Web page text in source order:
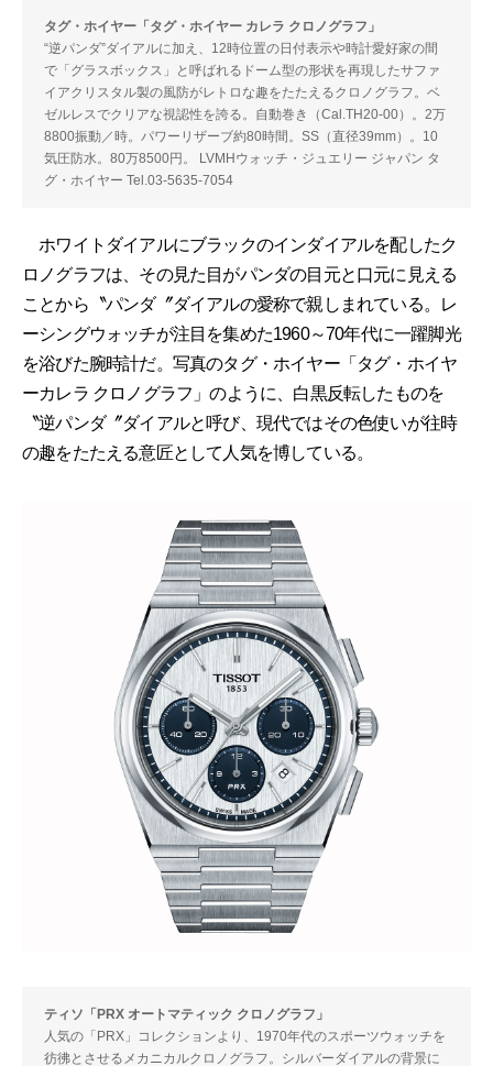
タグ・ホイヤー「タグ・ホイヤー カレラ クロノグラフ」
“逆パンダ”ダイアルに加え、12時位置の日付表示や時計愛好家の間
で「グラスボックス」と呼ばれるドーム型の形状を再現したサファ
イアクリスタル製の風防がレトロな趣をたたえるクロノグラフ。ベ
ゼルレスでクリアな視認性を誇る。自動巻き（Cal.TH20-00）。2万
8800振動／時。パワーリザーブ約80時間。SS（直径39mm）。10
気圧防水。80万8500円。 LVMHウォッチ・ジュエリー ジャパン タ
グ・ホイヤー Tel.03-5635-7054
ホワイトダイアルにブラックのインダイアルを配したク
ロノグラフは、その見た目がパンダの目元と口元に見える
ことから〝パンダ〞ダイアルの愛称で親しまれている。レ
ーシングウォッチが注目を集めた1960～70年代に一躍脚光
を浴びた腕時計だ。写真のタグ・ホイヤー「タグ・ホイヤ
ーカレラ クロノグラフ」のように、白黒反転したものを
〝逆パンダ〞ダイアルと呼び、現代ではその色使いが往時
の趣をたたえる意匠として人気を博している。
ティソ「PRX オートマティック クロノグラフ」
人気の「PRX」コレクションより、1970年代のスポーツウォッチを
彷彿とさせるメカニカルクロノグラフ。シルバーダイアルの背景に